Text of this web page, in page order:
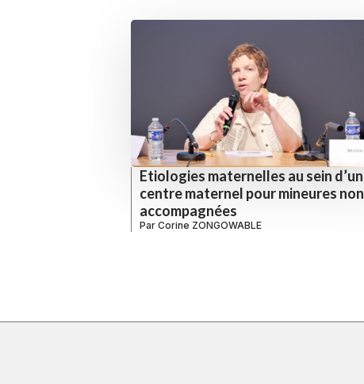
Etiologies maternelles au sein d’un
centre maternel pour mineures non
accompagnées
Par Corine ZONGOWABLE